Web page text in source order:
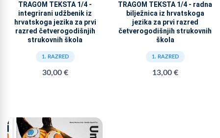
TRAGOM TEKSTA 1/4 -
integrirani udžbenik iz
hrvatskoga jezika za prvi
razred četverogodišnjih
strukovnih škola
1. RAZRED
30,00 €
TRAGOM TEKSTA 1/4 - radna
bilježnica iz hrvatskoga
jezika za prvi razred
četverogodišnjih strukovnih
škola
1. RAZRED
13,00 €